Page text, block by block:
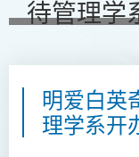
待管理学
明爱白英
理学系开